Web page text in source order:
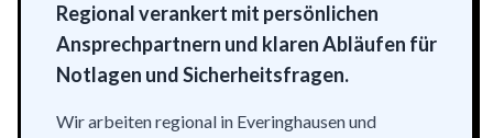
Regional verankert mit persönlichen
Ansprechpartnern und klaren Abläufen für
Notlagen und Sicherheitsfragen.
Wir arbeiten regional in Everinghausen und